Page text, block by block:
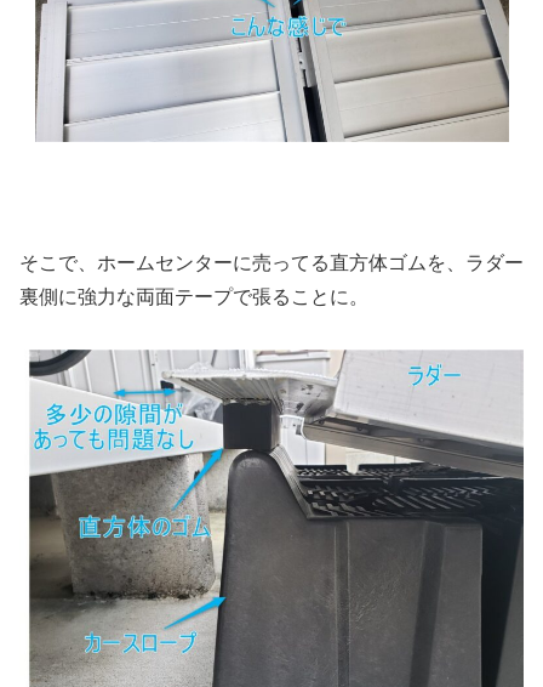
そこで、ホームセンターに売ってる直方体ゴムを、ラダー
裏側に強力な両面テープで張ることに。